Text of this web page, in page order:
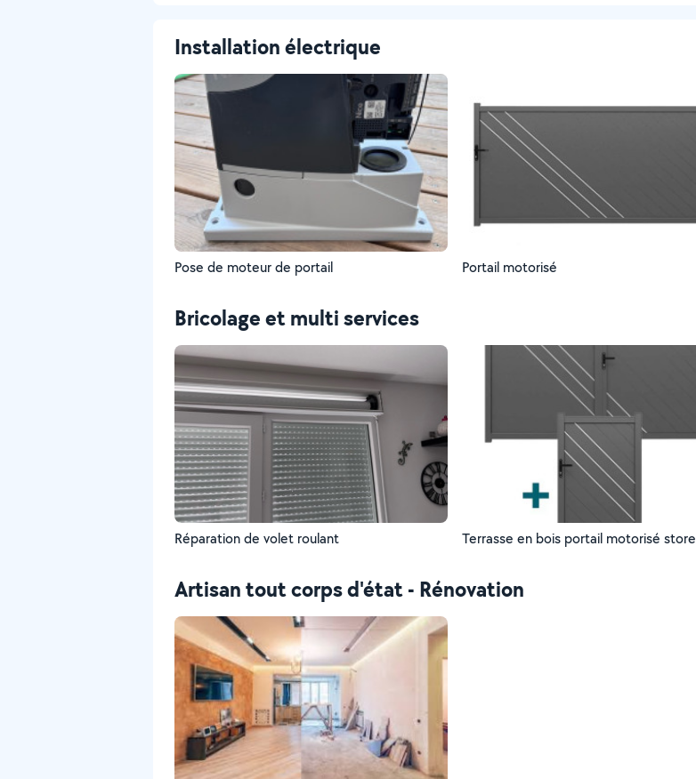
Installation électrique
Pose de moteur de portail Portail motorisé
Bricolage et multi services
Réparation de volet roulant Terrasse en bois portail motorisé store
Artisan tout corps d'état - Rénovation